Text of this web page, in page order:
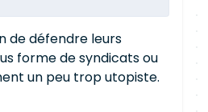
de défendre leurs
forme de syndicats ou
un peu trop utopiste.